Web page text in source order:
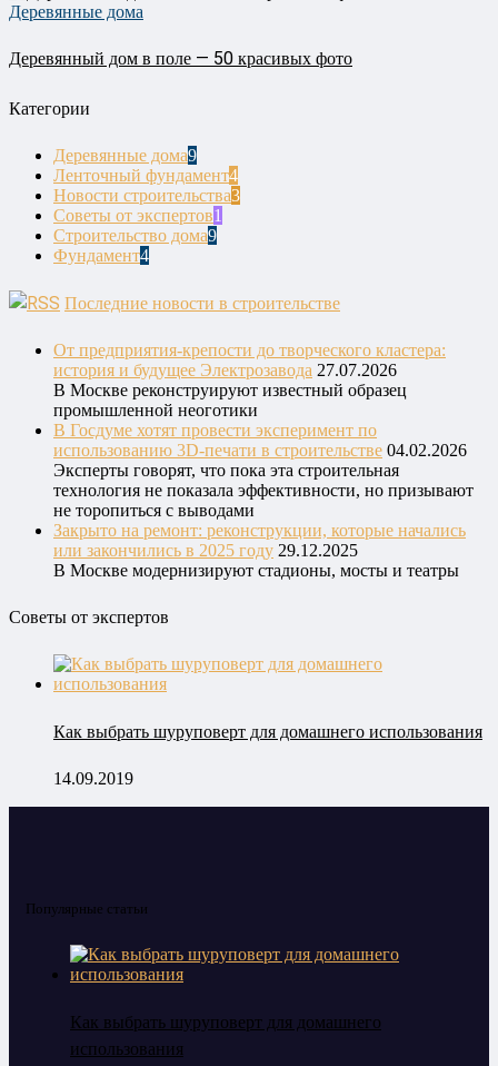
Деревянные дома
Деревянный дом в поле — 50 красивых фото
Категории
Деревянные дома9
Ленточный фундамент4
Новости строительства3
Советы от экспертов1
Строительство дома9
Фундамент4
Последние новости в строительстве
От предприятия‑крепости до творческого кластера:
история и будущее Электрозавода 27.07.2026
В Москве реконструируют известный образец
промышленной неоготики
В Госдуме хотят провести эксперимент по
использованию 3D-печати в строительстве 04.02.2026
Эксперты говорят, что пока эта строительная
технология не показала эффективности, но призывают
не торопиться с выводами
Закрыто на ремонт: реконструкции, которые начались
или закончились в 2025 году 29.12.2025
В Москве модернизируют стадионы, мосты и театры
Советы от экспертов
Как выбрать шуруповерт для домашнего использования
14.09.2019
Популярные статьи
Как выбрать шуруповерт для домашнего
использования